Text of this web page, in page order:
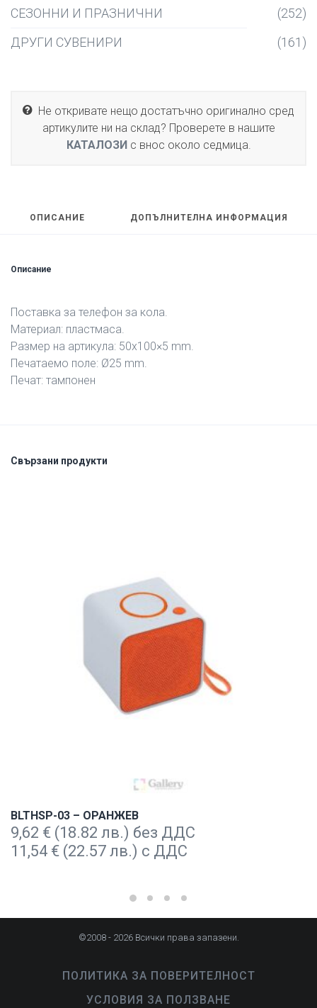
СЕЗОННИ И ПРАЗНИЧНИ
(252)
ДРУГИ СУВЕНИРИ
(161)
Не откривате нещо достатъчно оригинално сред
артикулите ни на склад? Проверете в нашите
КАТАЛОЗИс внос около седмица.
ОПИСАНИЕ ДОПЪЛНИТЕЛНА ИНФОРМАЦИЯ
Описание
Поставка за телефон за кола.
Материал: пластмаса.
Размер на артикула: 50х100×5 mm.
Печатаемо поле: Ø25 mm.
Печат: тампонен
Свързани продукти
BLTHSP-03 – ОРАНЖЕВ
9,62 € (18.82 лв.) без ДДС
11,54 € (22.57 лв.) с ДДС
©2008 - 2026 Всички права запазени.
ПОЛИТИКА ЗА ПОВЕРИТЕЛНОСТ
УСЛОВИЯ ЗА ПОЛЗВАНЕ